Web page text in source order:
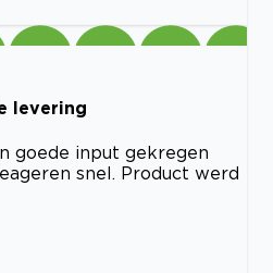
levering
goede input gekregen
snel. Product werd